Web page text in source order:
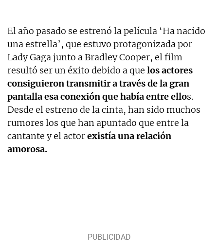
El año pasado se estrenó la película ‘Ha nacido
una estrella’, que estuvo protagonizada por
Lady Gaga junto a Bradley Cooper, el film
resultó ser un éxito debido a que los actores
consiguieron transmitir a través de la gran
pantalla esa conexión que había entre ellos.
Desde el estreno de la cinta, han sido muchos
rumores los que han apuntado que entre la
cantante y el actorexistía una relación
amorosa.